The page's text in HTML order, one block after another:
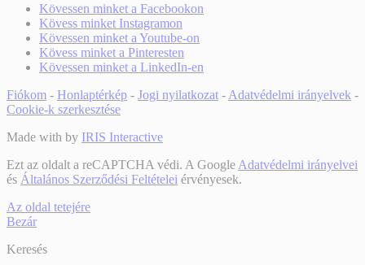
Kövessen minket a Facebookon
Kövess minket Instagramon
Kövessen minket a Youtube-on
Kövess minket a Pinteresten
Kövessen minket a LinkedIn-en
Fiókom - Honlaptérkép - Jogi nyilatkozat - Adatvédelmi irányelvek -
Cookie-k szerkesztése
Made with by IRIS Interactive
Ezt az oldalt a reCAPTCHA védi. A Google Adatvédelmi irányelvei
és Általános Szerződési Feltételei érvényesek.
Az oldal tetejére
Bezár
Keresés